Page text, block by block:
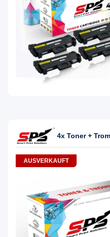
4x Toner +
AUSVERKAUFT